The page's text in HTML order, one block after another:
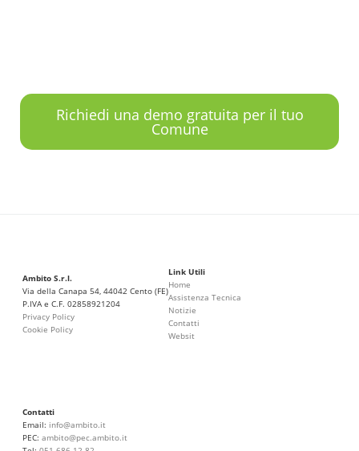
Richiedi una demo gratuita per il tuo
Comune
Ambito S.r.l.
Via della Canapa 54, 44042 Cento (FE)
P.IVA e C.F. 02858921204
Privacy Policy
Cookie Policy
Link Utili
Home
Assistenza Tecnica
Notizie
Contatti
Websit
Contatti
Email: info@ambito.it
PEC: ambito@pec.ambito.it